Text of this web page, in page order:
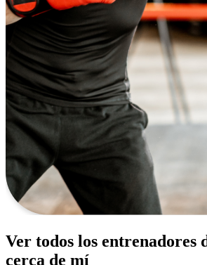
Ver todos los entrenadores
cerca de mí